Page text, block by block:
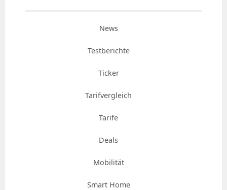
News
Testberichte
Ticker
Tarifvergleich
Tarife
Deals
Mobilität
Smart Home